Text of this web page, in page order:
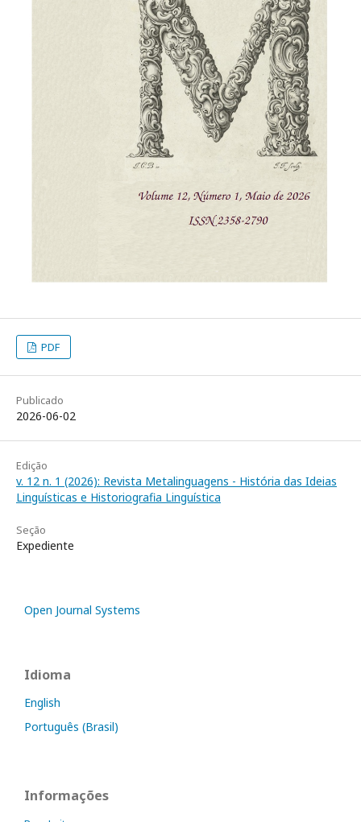
PDF
Publicado
2026-06-02
Edição
v. 12 n. 1 (2026): Revista Metalinguagens - História das Ideias
Linguísticas e Historiografia Linguística
Seção
Expediente
Open Journal Systems
Idioma
English
Português (Brasil)
Informações